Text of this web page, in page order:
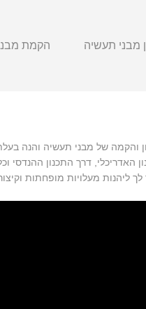
מבני תעשיה הקמת
והקמה של מבני תעשיה והנה
האדריכלי, דרך התכנון ההנדסי
ליהנות מעלויות מופחתות